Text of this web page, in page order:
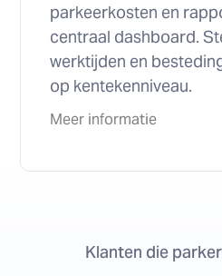
parkeerkosten en
centraal dashboard.
werktijden en
op kentekenniveau.
Meer informatie
Klanten die